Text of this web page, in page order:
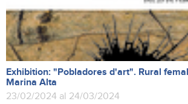
Exhibition: "Pobladores d'art". Rural
Marina Alta
23/02/2024 al 24/03/2024